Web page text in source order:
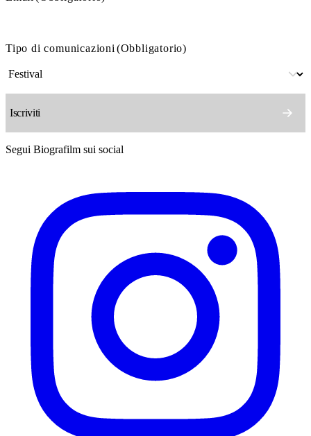
Tipo di comunicazioni (Obbligatorio)
Segui Biografilm sui social